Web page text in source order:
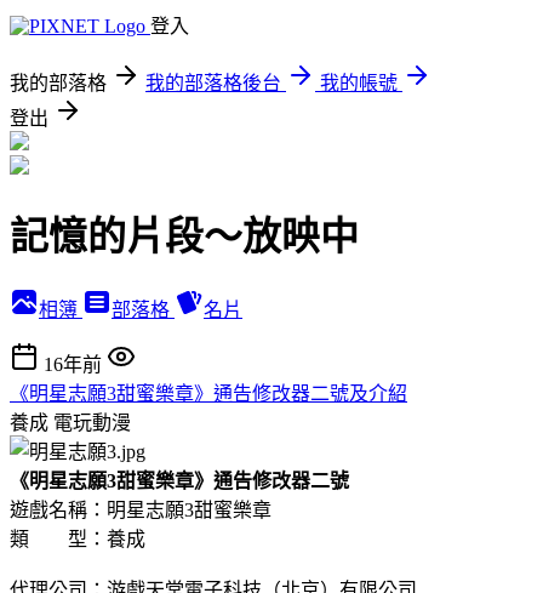
登入
我的部落格 我的部落格後台
我的帳號
登出
記憶的片段～放映中
相簿 部落格 名片
16年前
《明星志願3甜蜜樂章》通告修改器二號及介紹
養成 電玩動漫
《明星志願3甜蜜樂章》通告修改器二號
遊戲名稱：明星志願3甜蜜樂章
類 型：養成